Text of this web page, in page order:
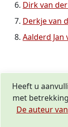
Dirk van
Derkje van
Aalderd Jan
Heeft u
met
De auteur